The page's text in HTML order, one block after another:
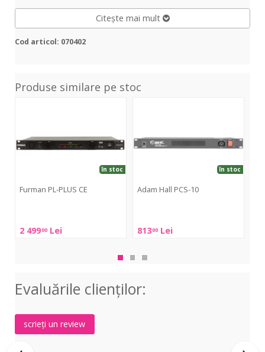
Citește mai mult
Cod articol: 070402
Produse similare pe stoc
Furman PL-PLUS CE
2 49900 Lei
în stoc
PL-
Adam Hall PCS-10
81300 Lei
în stoc
Hall
Evaluările clienţilor:
scrieți un review